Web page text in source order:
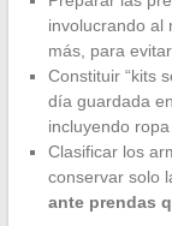
involucrando al
más, para
Constituir “kits
día guardada
incluyendo
Clasificar los
conservar solo
ante prendas